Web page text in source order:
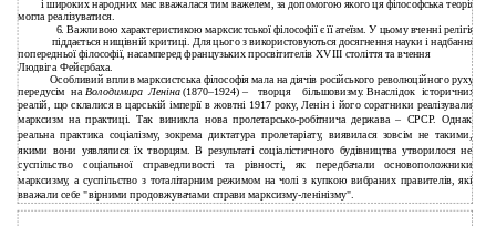
і широких народних мас вважалася тим важелем, за допомогою якого ця філософська теорія
могла реалізуватися.
6. Важливою характеристикою марксистської філософії є її атеїзм. У цьому вченні релігія
піддається нищівній критиці. Для цього з використовуються досягнення науки і надбання
попередньої філософії, насамперед французьких просвітителів XVIII століття та вчення
Людвіга Фейєрбаха.
Особливий вплив марксистська філософія мала на діячів російського революційного руху,
передусім на Володимира Леніна(1870–1924) – творця більшовизму. Внаслідок історичних
реалій, що склалися в царській імперії в жовтні 1917 року, Ленін і його соратники реалізували
марксизм на практиці. Так виникла нова пролетарсько-робітнича держава – СРСР. Однак
реальна практика соціалізму, зокрема диктатура пролетаріату, виявилася зовсім не такими,
якими вони уявлялися їх творцям. В результаті соціалістичного будівництва утворилося не
суспільство соціальної справедливості та рівності, як передбачали основоположники
марксизму, а суспільство з тоталітарним режимом на чолі з купкою вибраних правителів, які
вважали себе "вірними продовжувачами справи марксизму-ленінізму".